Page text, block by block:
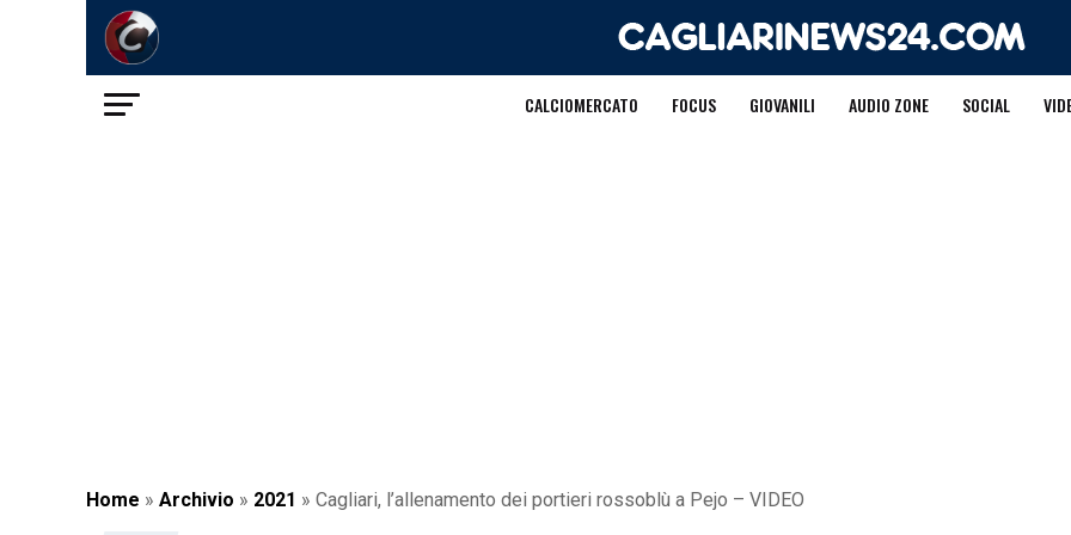
CALCIOMERCATO FOCUS GIOVANILI AUDIO ZONE SOCIAL
Home » Archivio » 2021 » Cagliari, l’allenamento dei portieri rossoblù a Pejo – VIDEO